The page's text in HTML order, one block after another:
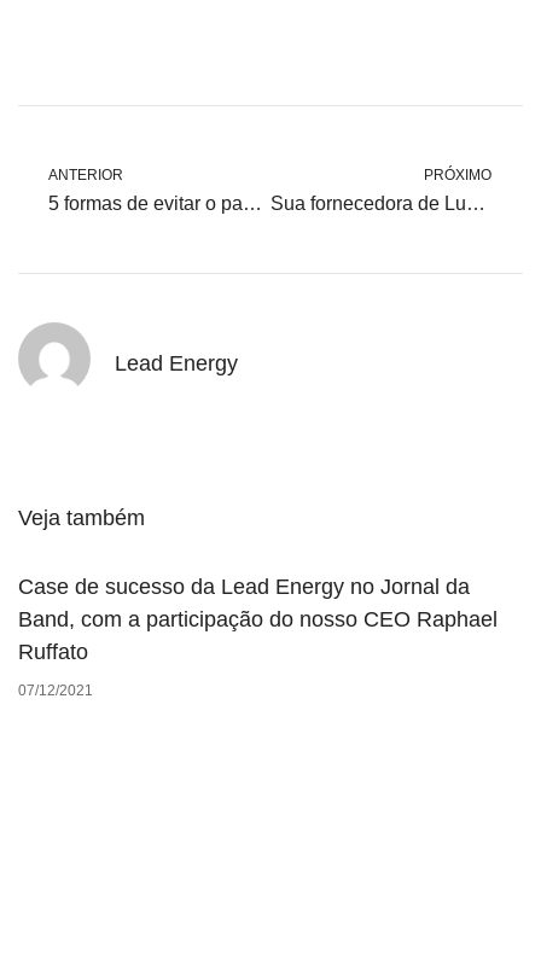
ANTERIOR
5 formas de evitar o pagamento de excesso na conta de energia da empresa
PRÓXIMO
Sua fornecedora de Luz/Energia está cobrando muito caro? 5 dicas de como sua empresa pode resolver este problema
Lead Energy
Veja também
Case de sucesso da Lead Energy no Jornal da
Band, com a participação do nosso CEO Raphael
Ruffato
07/12/2021